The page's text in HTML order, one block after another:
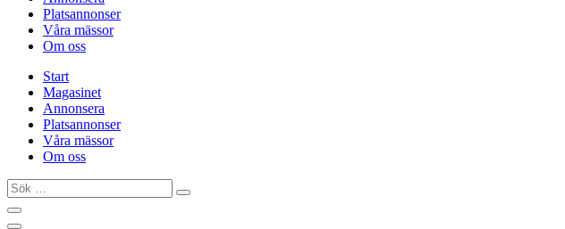
Platsannonser
Våra mässor
Om oss
Start
Magasinet
Annonsera
Platsannonser
Våra mässor
Om oss
Sök
…